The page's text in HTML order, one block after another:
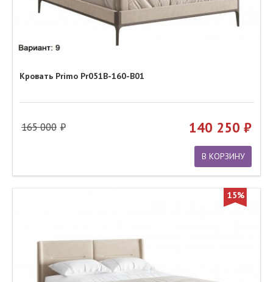
Кровать Primo Pr051B-160-B01
165 000 140 250
В КОРЗИНУ
15%